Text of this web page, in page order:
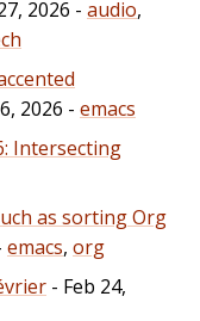
2026 - audio,
2026 - emacs
Intersecting
as sorting Org
emacs, org
- Feb 24,